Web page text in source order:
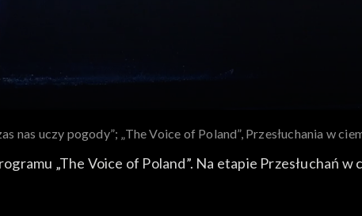
nas uczy pogody”; „The Voice of Poland”, Przesłuchania w
„The Voice of Poland”. Na etapie Przesłuchań w
w 1980 roku i od razu podbił on listy przebojów.